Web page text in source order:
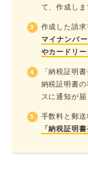
て、作成しま
作成した請
マイナンバ
やカードリ
「納税証明
納税証明書
スに通知が届
手数料と郵送
「納税証明